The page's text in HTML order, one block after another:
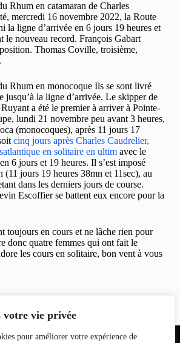
votre vie privée
pour améliorer votre expérience de
Rhum en catamaran de Charles
mercredi 16 novembre 2022, la Route
la ligne d’arrivée en 6 jours 19 heures et
le nouveau record. François Gabart
Thomas Coville, troisième,
Rhum en monocoque Ils se sont livré
jusqu’à la ligne d’arrivée. Le skipper de
a été le premier à arriver à Pointe-
lundi 21 novembre peu avant 3 heures,
(monocoques), après 11 jours 17
cinq jours après Charles Caudrelier,
en solitaire en ultim avec le
6 jours et 19 heures. Il s’est imposé
jours 19 heures 38mn et 11sec), au
dans les derniers jours de course.
Escoffier se battent eux encore pour la
toujours en cours et ne lâche rien pour
donc quatre femmes qui ont fait le
les cours en solitaire, bon vent à vous
Equipe du Contact Partenariat